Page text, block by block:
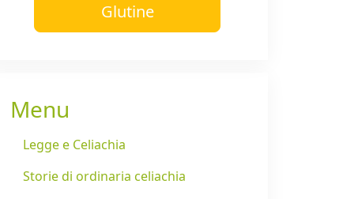
Glutine
Menu
Legge e Celiachia
Storie di ordinaria celiachia